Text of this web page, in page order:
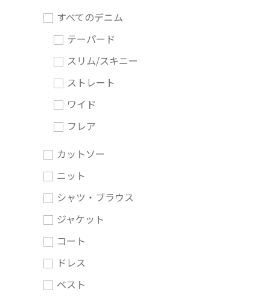
すべてのデニム
テーパード
スリム/スキニー
ストレート
ワイド
フレア
カットソー
ニット
シャツ・ブラウス
ジャケット
コート
ドレス
ベスト